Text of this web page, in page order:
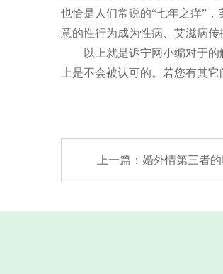
也恰是人们常说的“七年之痒”
意的性行为成为性病、艾滋病
以上就是诉宁网小编对于的解
上是不会被认可的。若您有其
上一篇：婚外情第三者